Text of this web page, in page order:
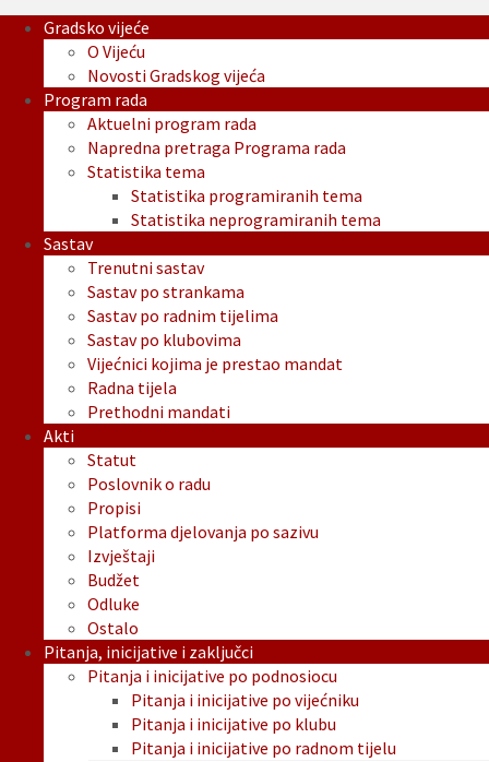
Gradsko vijeće
O Vijeću
Novosti Gradskog vijeća
Program rada
Aktuelni program rada
Napredna pretraga Programa rada
Statistika tema
Statistika programiranih tema
Statistika neprogramiranih tema
Sastav
Trenutni sastav
Sastav po strankama
Sastav po radnim tijelima
Sastav po klubovima
Vijećnici kojima je prestao mandat
Radna tijela
Prethodni mandati
Akti
Statut
Poslovnik o radu
Propisi
Platforma djelovanja po sazivu
Izvještaji
Budžet
Odluke
Ostalo
Pitanja, inicijative i zaključci
Pitanja i inicijative po podnosiocu
Pitanja i inicijative po vijećniku
Pitanja i inicijative po klubu
Pitanja i inicijative po radnom tijelu